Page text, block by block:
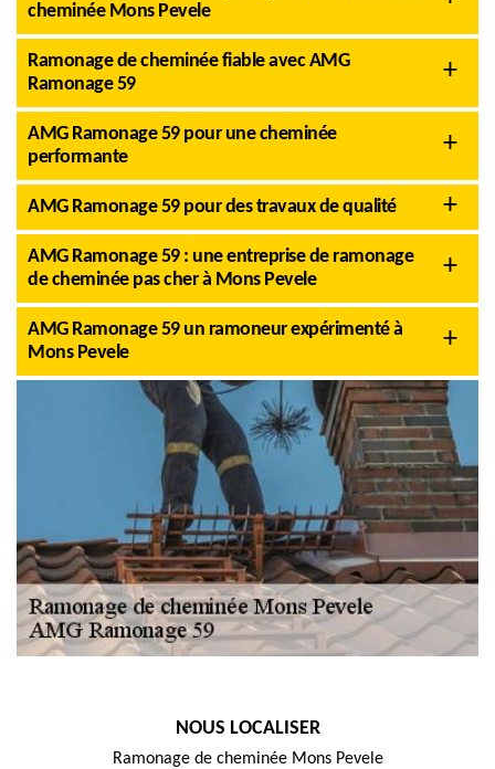
cheminée Mons Pevele
Ramonage de cheminée fiable avec AMG
Ramonage 59
AMG Ramonage 59 pour une cheminée
performante
AMG Ramonage 59 pour des travaux de qualité
AMG Ramonage 59 : une entreprise de ramonage
de cheminée pas cher à Mons Pevele
AMG Ramonage 59 un ramoneur expérimenté à
Mons Pevele
NOUS LOCALISER
Ramonage de cheminée Mons Pevele